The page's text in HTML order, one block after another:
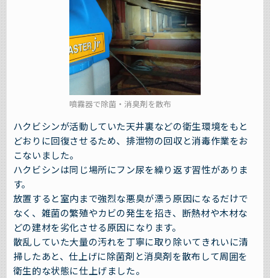
噴霧器で除菌・消臭剤を散布
ハクビシンが活動していた天井裏などの衛生環境をもと
どおりに回復させるため、排泄物の回収と消毒作業をお
こないました。
ハクビシンは同じ場所にフン尿を繰り返す習性がありま
す。
放置すると室内まで強烈な悪臭が漂う原因になるだけで
なく、雑菌の繁殖やカビの発生を招き、断熱材や木材な
どの建材を劣化させる原因になります。
散乱していた大量の汚れを丁寧に取り除いてきれいに清
掃したあと、仕上げに除菌剤と消臭剤を散布して周囲を
衛生的な状態に仕上げました。